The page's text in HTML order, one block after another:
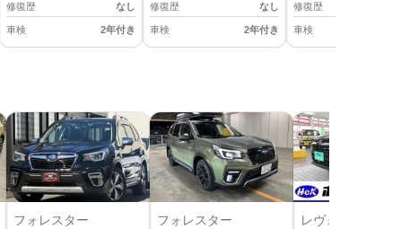
修復歴 なし
車検 2年付き
修復歴 なし
車検 2年付き
修復歴
車検
フォレスター フォレスター レヴォーグ レイ